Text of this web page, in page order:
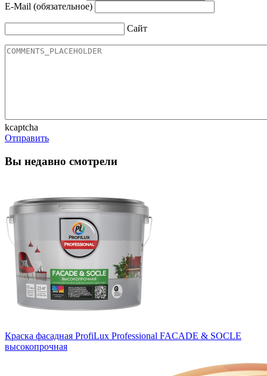
E-Mail (обязательное)
Сайт
kcaptcha
Отправить
Вы недавно смотрели
Краска фасадная ProfiLux Professional FACADE & SOCLE
высокопрочная